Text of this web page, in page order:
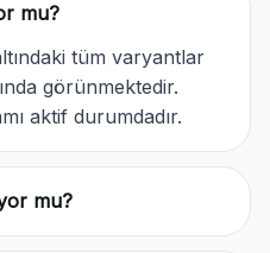
mu?
tüm varyantlar
görünmektedir.
aktif durumdadır.
mu?